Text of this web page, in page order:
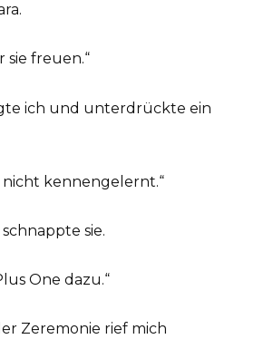
sie freuen.“
ich und unterdrückte ein
nicht kennengelernt.“
schnappte sie.
One dazu.“
Zeremonie rief mich